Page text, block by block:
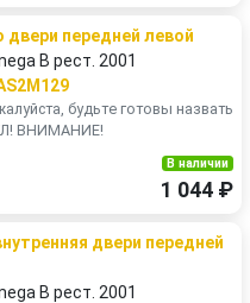
двери передней левой
B рест. 2001
будьте готовы назвать
ВНИМАНИЕ!
В наличии
1 044 ₽
двери передней
B рест. 2001